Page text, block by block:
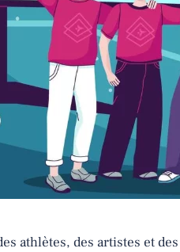
athlètes, des artistes et